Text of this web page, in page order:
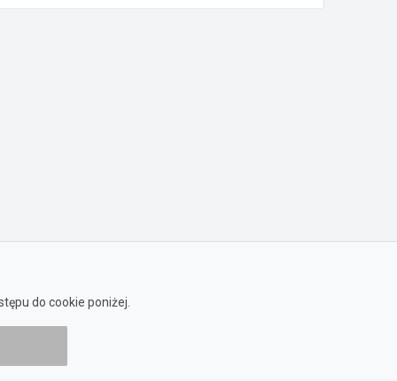
do cookie poniżej.